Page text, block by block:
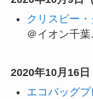
クリスピー
＠イオン千
2020年10月16日
エコバッグプ